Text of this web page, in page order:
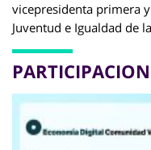
vicepresidenta primera
Juventud e Igualdad de